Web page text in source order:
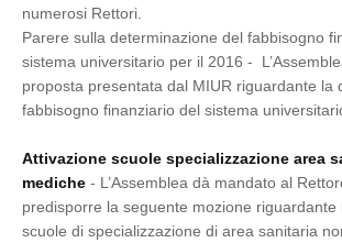
numerosi Rettori.
Parere sulla determinazione del fabbisogno
sistema universitario per il 2016 -
proposta presentata dal MIUR riguardante la
fabbisogno finanziario del sistema
Attivazione scuole specializzazione area
mediche - L’Assemblea dà mandato al
predisporre la seguente mozione riguardante
scuole di specializzazione di area sanitaria